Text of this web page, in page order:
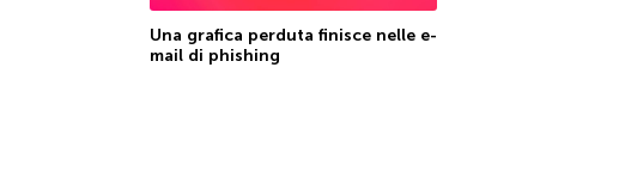
Una grafica perduta finisce nelle e-
mail di phishing